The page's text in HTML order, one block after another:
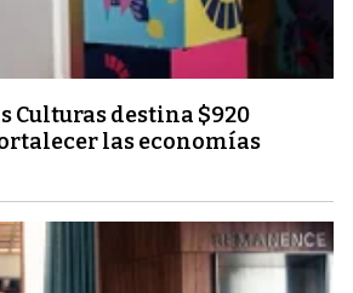
Culturas destina $920
las economías